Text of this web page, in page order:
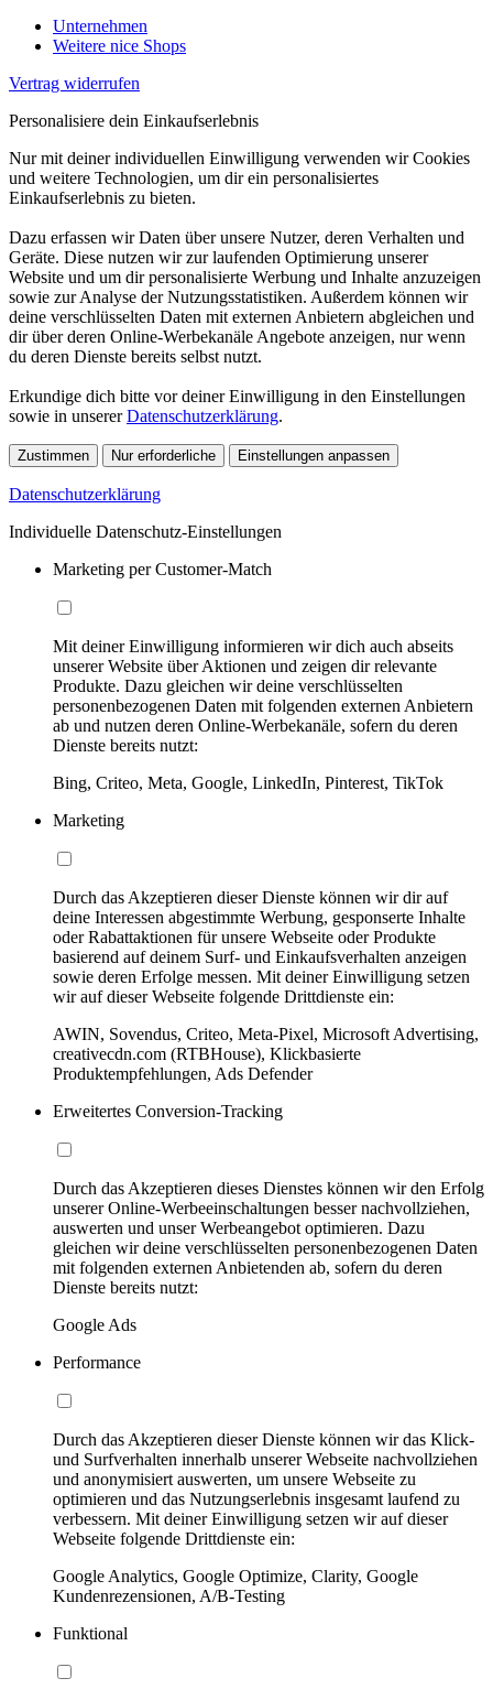
Unternehmen
Weitere nice Shops
Vertrag widerrufen
Personalisiere dein Einkaufserlebnis
Nur mit deiner individuellen Einwilligung verwenden wir Cookies
und weitere Technologien, um dir ein personalisiertes
Einkaufserlebnis zu bieten.
Dazu erfassen wir Daten über unsere Nutzer, deren Verhalten und
Geräte. Diese nutzen wir zur laufenden Optimierung unserer
Website und um dir personalisierte Werbung und Inhalte anzuzeigen
sowie zur Analyse der Nutzungsstatistiken. Außerdem können wir
deine verschlüsselten Daten mit externen Anbietern abgleichen und
dir über deren Online-Werbekanäle Angebote anzeigen, nur wenn
du deren Dienste bereits selbst nutzt.
Erkundige dich bitte vor deiner Einwilligung in den Einstellungen
sowie in unsererDatenschutzerklärung.
Zustimmen Nur erforderliche Einstellungen anpassen
Datenschutzerklärung
Individuelle Datenschutz-Einstellungen
Marketing per Customer-Match
Mit deiner Einwilligung informieren wir dich auch abseits
unserer Website über Aktionen und zeigen dir relevante
Produkte. Dazu gleichen wir deine verschlüsselten
personenbezogenen Daten mit folgenden externen Anbietern
ab und nutzen deren Online-Werbekanäle, sofern du deren
Dienste bereits nutzt:
Bing, Criteo, Meta, Google, LinkedIn, Pinterest, TikTok
Marketing
Durch das Akzeptieren dieser Dienste können wir dir auf
deine Interessen abgestimmte Werbung, gesponserte Inhalte
oder Rabattaktionen für unsere Webseite oder Produkte
basierend auf deinem Surf- und Einkaufsverhalten anzeigen
sowie deren Erfolge messen. Mit deiner Einwilligung setzen
wir auf dieser Webseite folgende Drittdienste ein:
AWIN, Sovendus, Criteo, Meta-Pixel, Microsoft Advertising,
creativecdn.com (RTBHouse), Klickbasierte
Produktempfehlungen, Ads Defender
Erweitertes Conversion-Tracking
Durch das Akzeptieren dieses Dienstes können wir den Erfolg
unserer Online-Werbeeinschaltungen besser nachvollziehen,
auswerten und unser Werbeangebot optimieren. Dazu
gleichen wir deine verschlüsselten personenbezogenen Daten
mit folgenden externen Anbietenden ab, sofern du deren
Dienste bereits nutzt:
Google Ads
Performance
Durch das Akzeptieren dieser Dienste können wir das Klick-
und Surfverhalten innerhalb unserer Webseite nachvollziehen
und anonymisiert auswerten, um unsere Webseite zu
optimieren und das Nutzungserlebnis insgesamt laufend zu
verbessern. Mit deiner Einwilligung setzen wir auf dieser
Webseite folgende Drittdienste ein:
Google Analytics, Google Optimize, Clarity, Google
Kundenrezensionen, A/B-Testing
Funktional